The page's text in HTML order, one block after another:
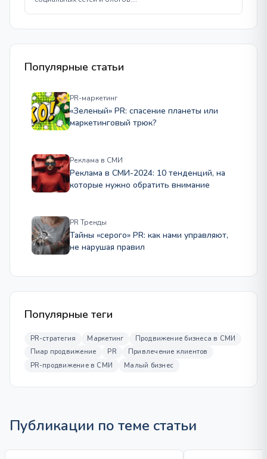
Популярные статьи
PR-маркетинг
«Зеленый» PR: спасение планеты или
маркетинговый трюк?
Реклама в СМИ
Реклама в СМИ-2024: 10 тенденций, на
которые нужно обратить внимание
PR Тренды
Тайны «серого» PR: как нами управляют,
не нарушая правил
Популярные теги
PR-стратегия Маркетинг
Продвижение бизнеса в СМИ
Пиар продвижение
PR
Привлечение клиентов
PR-продвижение в СМИ
Малый бизнес
Публикации по теме статьи